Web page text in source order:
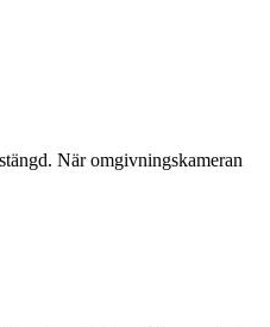
När omgivningskameran